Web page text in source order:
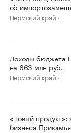
об
Пермский край
Доходы бюджета
на 663 млн руб.
Пермский край
«Новый
бизнеса Прикамья